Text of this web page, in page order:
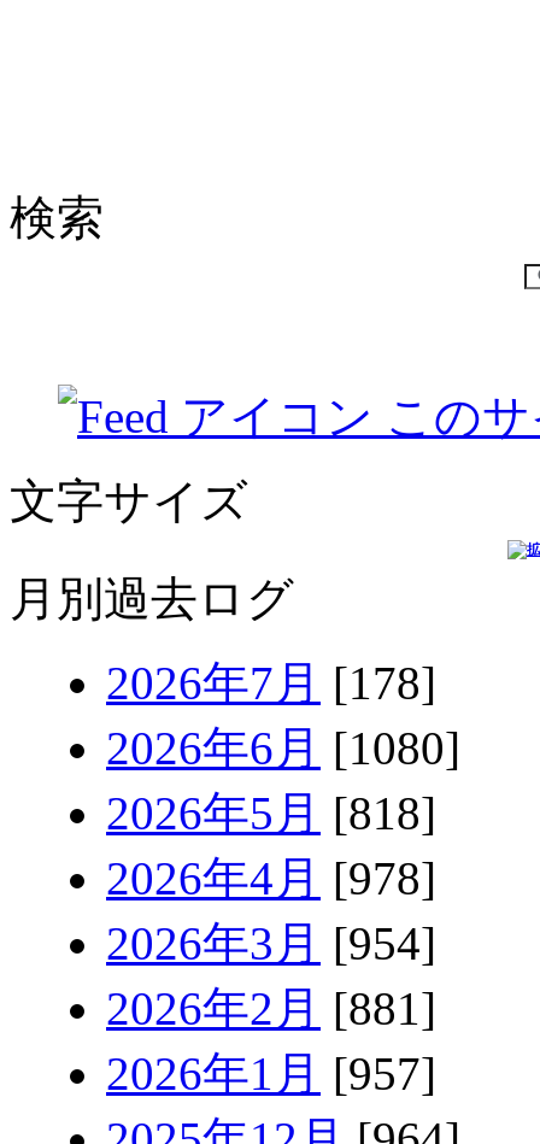
検索
この
文字サイズ
月別過去ログ
2026年7月 [178]
2026年6月 [1080]
2026年5月 [818]
2026年4月 [978]
2026年3月 [954]
2026年2月 [881]
2026年1月 [957]